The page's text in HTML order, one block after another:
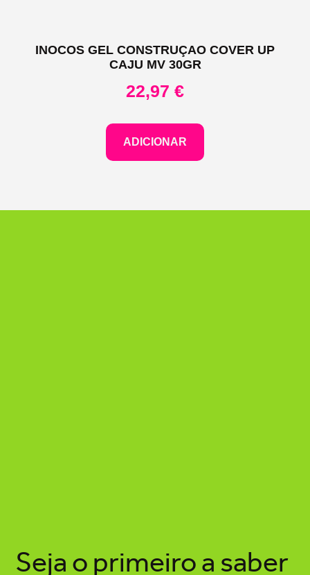
INOCOS GEL CONSTRUÇAO COVER UP
CAJU MV 30GR
22,97 €
ADICIONAR
Seja o primeiro a saber